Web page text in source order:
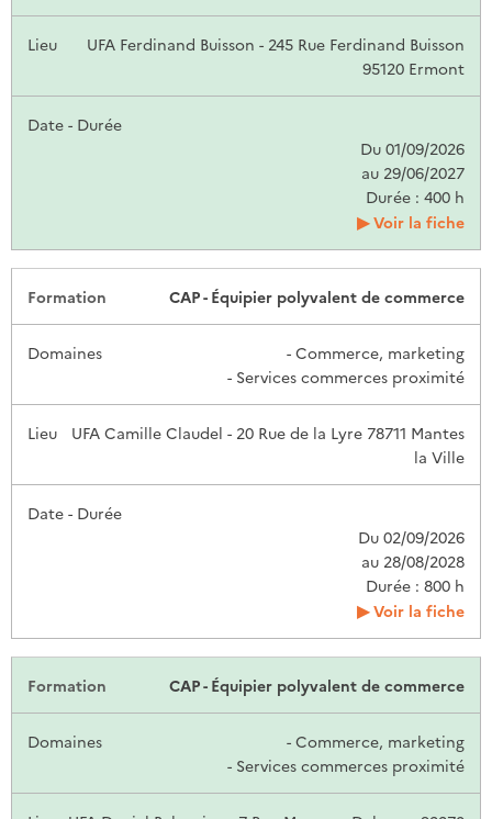
UFA Ferdinand Buisson - 245 Rue Ferdinand Buisson
95120 Ermont
Du 01/09/2026
au 29/06/2027
Durée : 400 h
Voir la fiche
CAP - Équipier polyvalent de commerce
- Commerce, marketing
- Services commerces proximité
UFA Camille Claudel - 20 Rue de la Lyre 78711 Mantes
la Ville
Du 02/09/2026
au 28/08/2028
Durée : 800 h
Voir la fiche
CAP - Équipier polyvalent de commerce
- Commerce, marketing
- Services commerces proximité